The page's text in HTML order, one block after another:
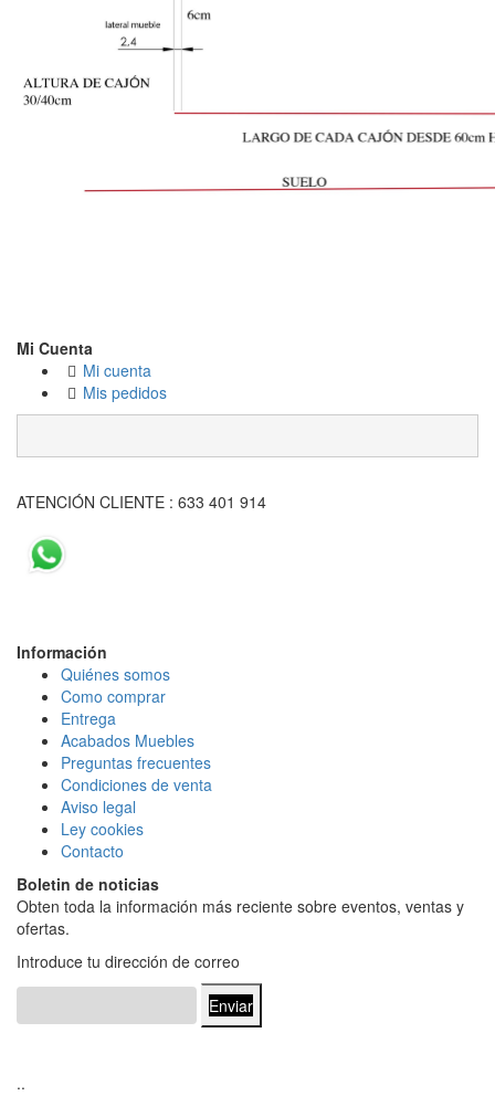
Mi Cuenta
Mi cuenta
Mis pedidos
ATENCIÓN CLIENTE : 633 401 914
Información
Quiénes somos
Como comprar
Entrega
Acabados Muebles
Preguntas frecuentes
Condiciones de venta
Aviso legal
Ley cookies
Contacto
Boletin de noticias
Obten toda la información más reciente sobre eventos, ventas y
ofertas.
Introduce tu dirección de correo
Enviar
..